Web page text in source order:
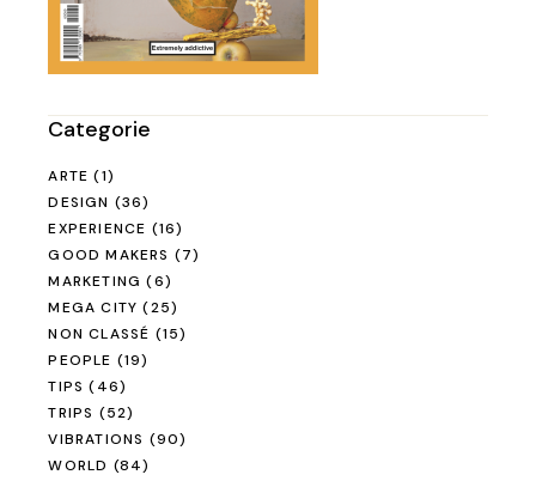
Categorie
ARTE (1)
DESIGN (36)
EXPERIENCE (16)
GOOD MAKERS (7)
MARKETING (6)
MEGA CITY (25)
NON CLASSÉ (15)
PEOPLE (19)
TIPS (46)
TRIPS (52)
VIBRATIONS (90)
WORLD (84)